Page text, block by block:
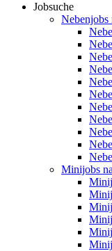
Jobsuche
Nebenjobs
Minijobs